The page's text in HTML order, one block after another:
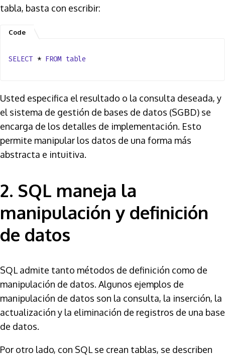
tabla, basta con escribir:
SELECT * FROM table
Usted especifica el resultado o la consulta deseada, y
el sistema de gestión de bases de datos (SGBD) se
encarga de los detalles de implementación. Esto
permite manipular los datos de una forma más
abstracta e intuitiva.
2. SQL maneja la
manipulación y definición
de datos
SQL admite tanto métodos de definición como de
manipulación de datos. Algunos ejemplos de
manipulación de datos son la consulta, la inserción, la
actualización y la eliminación de registros de una base
de datos.
Por otro lado, con SQL se crean tablas, se describen